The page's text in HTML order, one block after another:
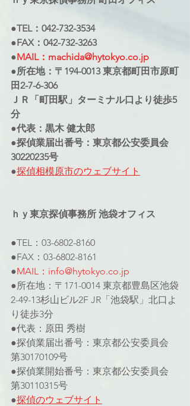
●TEL：042-732-3534
●FAX：042-732-3263
●MAIL：machida@hytokyo.co.jp
●所在地：〒194-0013 東京都町田市原町
田2-7-6-306
ＪＲ「町田駅」ターミナル口より徒歩5
分
●代表：黒木 健太郎
●探偵業届出番号：東京都公安委員会
30220235号
●探偵相模原市のウェブサイト
ｈｙ東京探偵事務所 池袋オフィス
●TEL：03-6802-8160
●FAX：03-6802-8161
●MAIL：info@hytokyo.co.jp
●所在地：〒171-0014 東京都豊島区池袋
2-49-13杉山ビル2F JR「池袋駅」北口よ
り徒歩3分
●代表：原田 秀樹
●探偵業届出番号：東京都公安委員会
第30170109号
●探偵業開始番号：東京都公安委員会
第30110315号
●探偵のウェブサイト